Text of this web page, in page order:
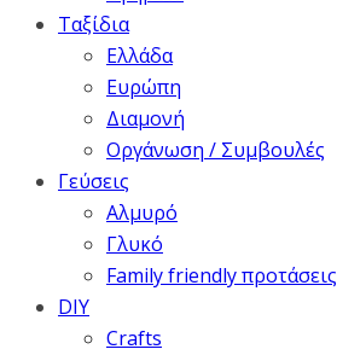
Ταξίδια
Ελλάδα
Ευρώπη
Διαμονή
Οργάνωση / Συμβουλές
Γεύσεις
Αλμυρό
Γλυκό
Family friendly προτάσεις
DIY
Crafts